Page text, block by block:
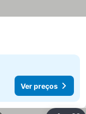
Ver preços